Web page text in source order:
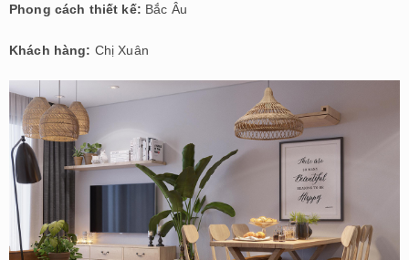
Phong cách thiết kế: Bắc Âu
Khách hàng: Chị Xuân